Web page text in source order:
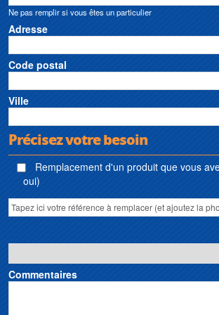
Ne pas remplir si vous êtes un particulier
Adresse
Code postal
Ville
Précisez votre besoin
Remplacement d'un produit que vous
oui)
Commentaires